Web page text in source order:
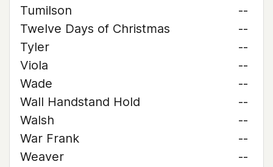
Tumilson
--
Twelve Days of Christmas
--
Tyler
--
Viola
--
Wade
--
Wall Handstand Hold
--
Walsh
--
War Frank
--
Weaver
--